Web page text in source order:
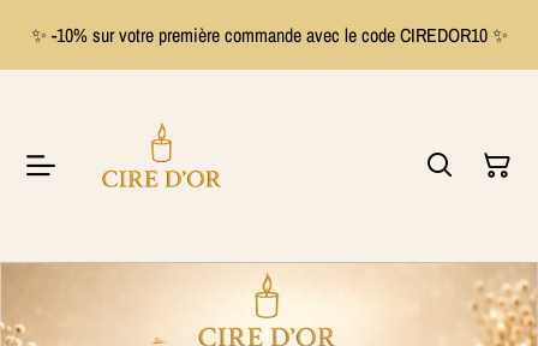
✨ -10% sur votre première commande avec le code CIREDOR10 ✨